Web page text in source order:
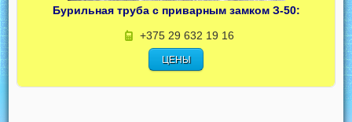
Бурильная труба с приварным замком З-50:
+375 29 632 19 16
ЦЕНЫ